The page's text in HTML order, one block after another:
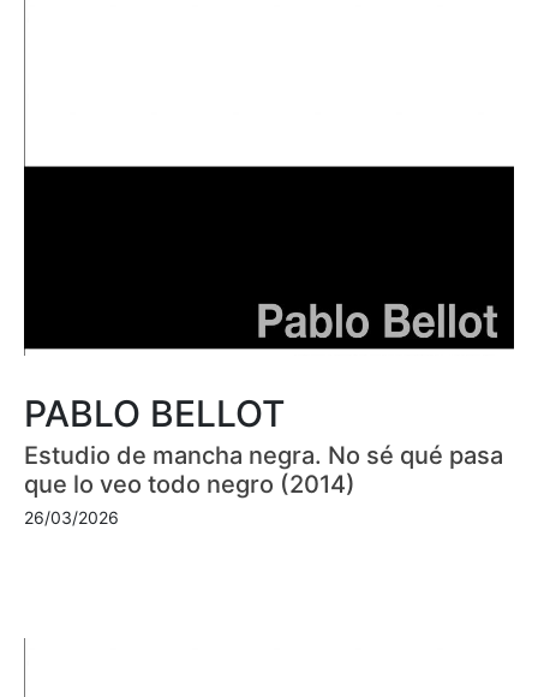
PABLO BELLOT
Estudio de mancha negra. No sé qué pasa
que lo veo todo negro (2014)
26/03/2026